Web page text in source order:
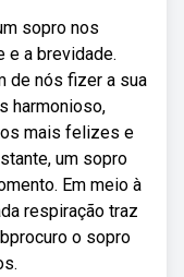
sopro nos
e a brevidade.
de nós fizer a sua
harmonioso,
mais felizes e
um sopro
Em meio à
respiração traz
o sopro